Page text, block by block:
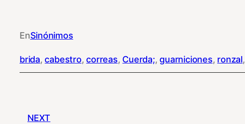
EnSinónimos
brida, cabestro, correas, Cuerda;, guarniciones, ronzal,
NEXT